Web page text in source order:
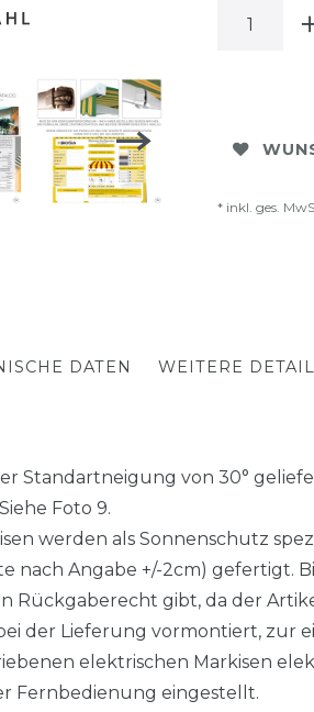
* inkl. ges.
DATEN WEITERE
Standartneigung von 30°
Foto 9.
werden als Sonnenschutz
nach Angabe +/-2cm) gefertigt.
Rückgaberecht gibt, da der
der Lieferung vormontiert, zur
elektrischen Markisen
Fernbedienung eingestellt.